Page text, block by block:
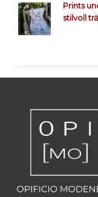
Prints
stilvoll